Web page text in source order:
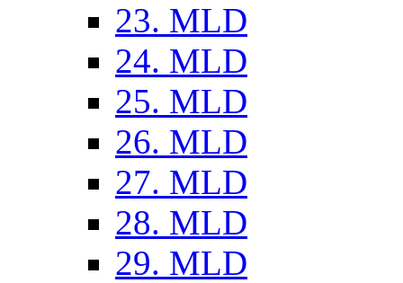
23. MLD
24. MLD
25. MLD
26. MLD
27. MLD
28. MLD
29. MLD